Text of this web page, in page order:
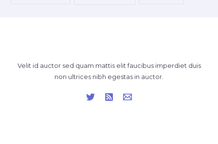
Velit id auctor sed quam mattis elit faucibus imperdiet duis
non ultrices nibh egestas in auctor.